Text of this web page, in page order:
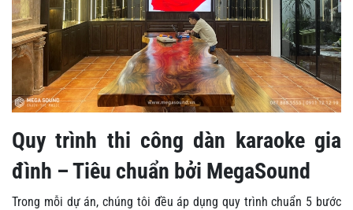
Quy trình thi công dàn karaoke gia
đình – Tiêu chuẩn bởi MegaSound
Trong mỗi dự án, chúng tôi đều áp dụng quy trình chuẩn 5 bước